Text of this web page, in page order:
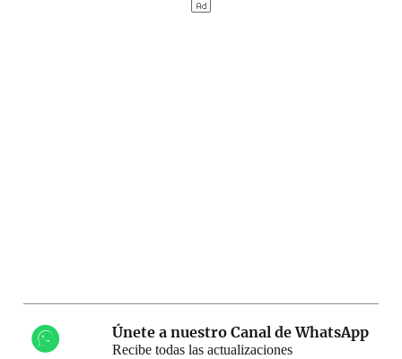
Únete a nuestro Canal de WhatsApp
Recibe todas las actualizaciones